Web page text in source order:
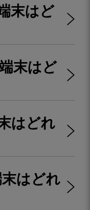
末はど
末はど
はどれ
はどれ